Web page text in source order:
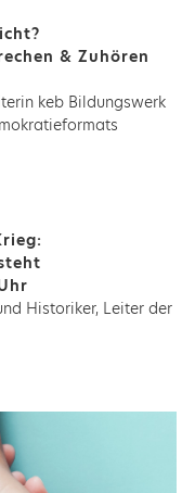
& Zuhören
keb Bildungswerk
Historiker, Leiter der